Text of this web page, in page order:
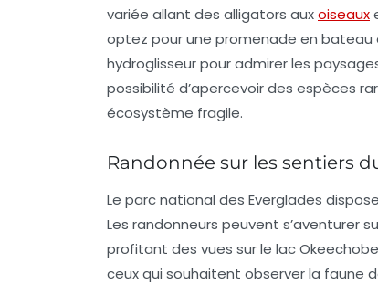
variée allant des alligators auxoiseaux
optez pour une promenade en bateau
hydroglisseur pour admirer les
possibilité d’apercevoir des espèces
écosystème fragile.
Randonnée sur les sentiers
Le parc national des Everglades
Les randonneurs peuvent s’aventurer
profitant des vues sur le lac
ceux qui souhaitent observer la faune